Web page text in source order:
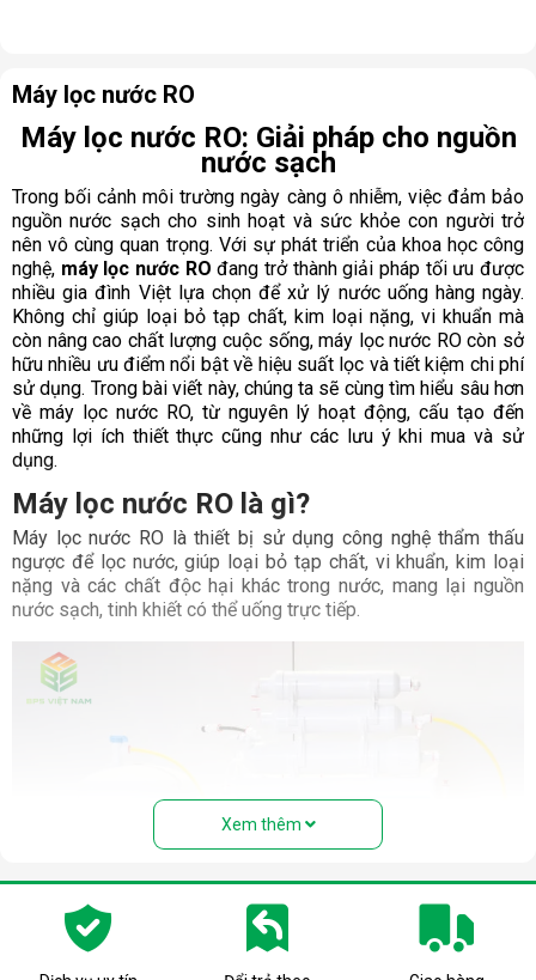
Máy lọc nước RO
Máy lọc nước RO: Giải pháp cho nguồn
nước sạch
Trong bối cảnh môi trường ngày càng ô nhiễm, việc đảm bảo
nguồn nước sạch cho sinh hoạt và sức khỏe con người trở
nên vô cùng quan trọng. Với sự phát triển của khoa học công
nghệ, máy lọc nước RO đang trở thành giải pháp tối ưu được
nhiều gia đình Việt lựa chọn để xử lý nước uống hàng ngày.
Không chỉ giúp loại bỏ tạp chất, kim loại nặng, vi khuẩn mà
còn nâng cao chất lượng cuộc sống, máy lọc nước RO còn sở
hữu nhiều ưu điểm nổi bật về hiệu suất lọc và tiết kiệm chi phí
sử dụng. Trong bài viết này, chúng ta sẽ cùng tìm hiểu sâu hơn
về máy lọc nước RO, từ nguyên lý hoạt động, cấu tạo đến
những lợi ích thiết thực cũng như các lưu ý khi mua và sử
dụng.
Máy lọc nước RO là gì?
Máy lọc nước RO là thiết bị sử dụng công nghệ thẩm thấu
ngược để lọc nước, giúp loại bỏ tạp chất, vi khuẩn, kim loại
nặng và các chất độc hại khác trong nước, mang lại nguồn
nước sạch, tinh khiết có thể uống trực tiếp.
Xem thêm